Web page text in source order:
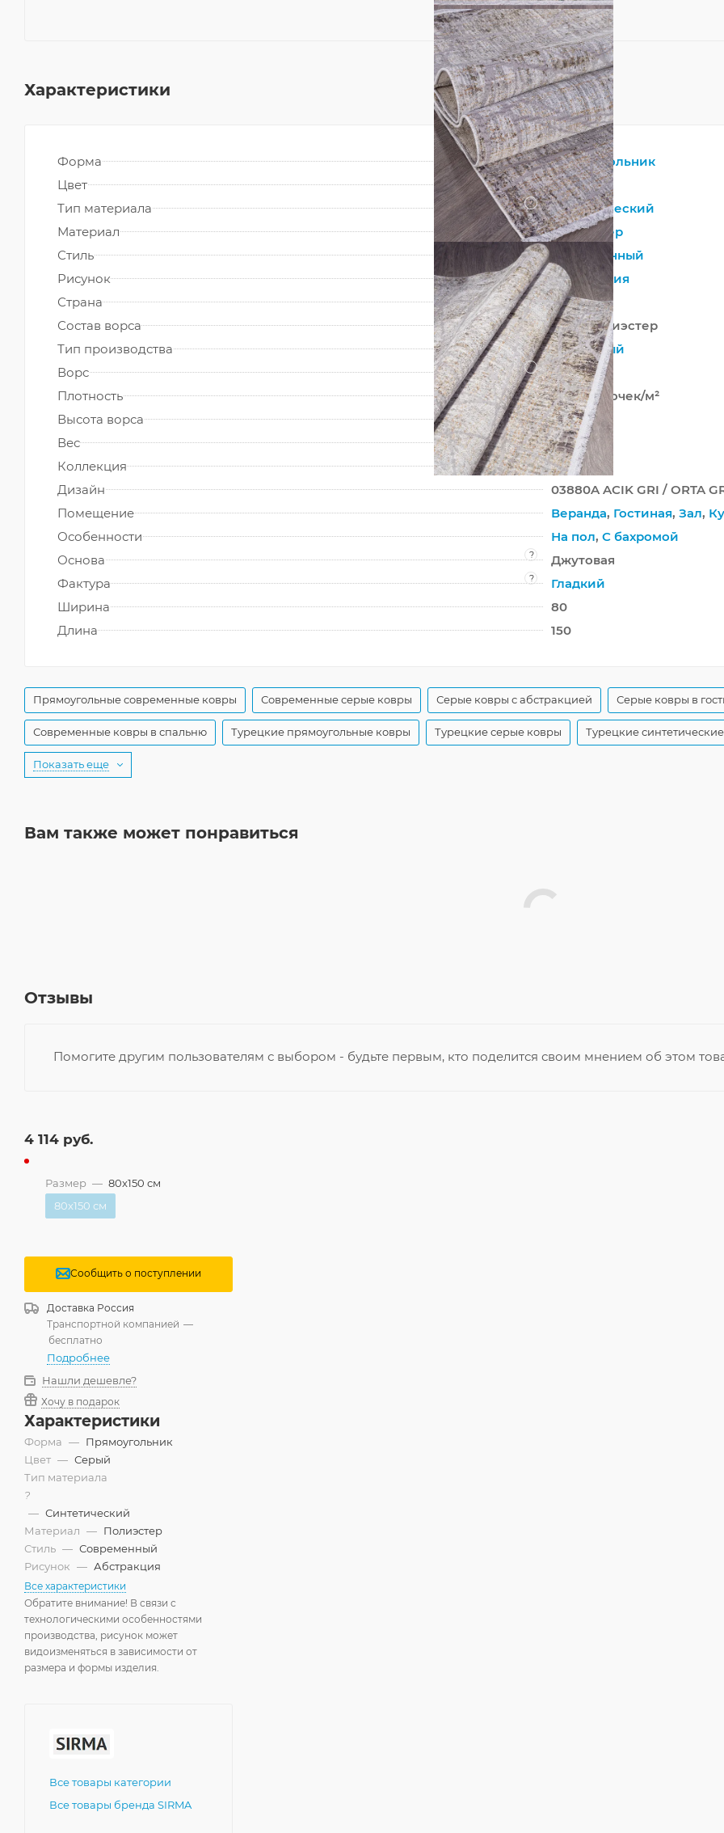
Характеристики
Форма
Прямоугольник
Цвет
Серый
Тип материала
?
Синтетический
Материал
Полиэстер
Стиль
Современный
Рисунок
Абстракция
Страна
Турция
Состав ворса
100% Полиэстер
Тип производства
Машинный
Ворс
?
Средний
Плотность
576 000 точек/м²
Высота ворса
8 мм
Вес
2000 г/м²
Коллекция
SEATTLE
Дизайн
03880A ACIK GRI / ORTA
Помещение
Веранда, Гостиная, Зал,
Особенности
На пол, С бахромой
Основа
?
Джутовая
Фактура
?
Гладкий
Ширина
80
Длина
150
Прямоугольные современные ковры Современные серые ковры Серые ковры с абстракцией Серые ковры в
Современные ковры в спальню Турецкие прямоугольные ковры Турецкие серые ковры Турецкие
Показать еще
Вам также может понравиться
Отзывы
Помогите другим пользователям с выбором - будьте первым, кто поделится своим мнением об этом
4 114 руб.
Размер — 80x150 см
80x150 см
Сообщить о поступлении
Доставка Россия
Транспортной компанией —
бесплатно
Подробнее
Нашли дешевле?
Хочу в подарок
Характеристики
Форма — Прямоугольник
Цвет — Серый
Тип материала
?
— Синтетический
Материал — Полиэстер
Стиль — Современный
Рисунок — Абстракция
Все характеристики
Обратите внимание! В связи с
технологическими особенностями
производства, рисунок может
видоизменяться в зависимости от
размера и формы изделия.
Все товары категории
Все товары бренда SIRMA